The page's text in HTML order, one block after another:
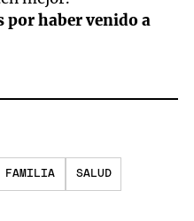
haber venido a
FAMILIA SALUD